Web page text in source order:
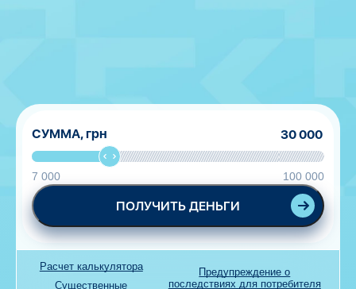
СУММА,грн
7 000 100 000
ПОЛУЧИТЬ ДЕНЬГИ
Расчет калькулятора
Существенные
Предупреждение о
последствиях для потребителя